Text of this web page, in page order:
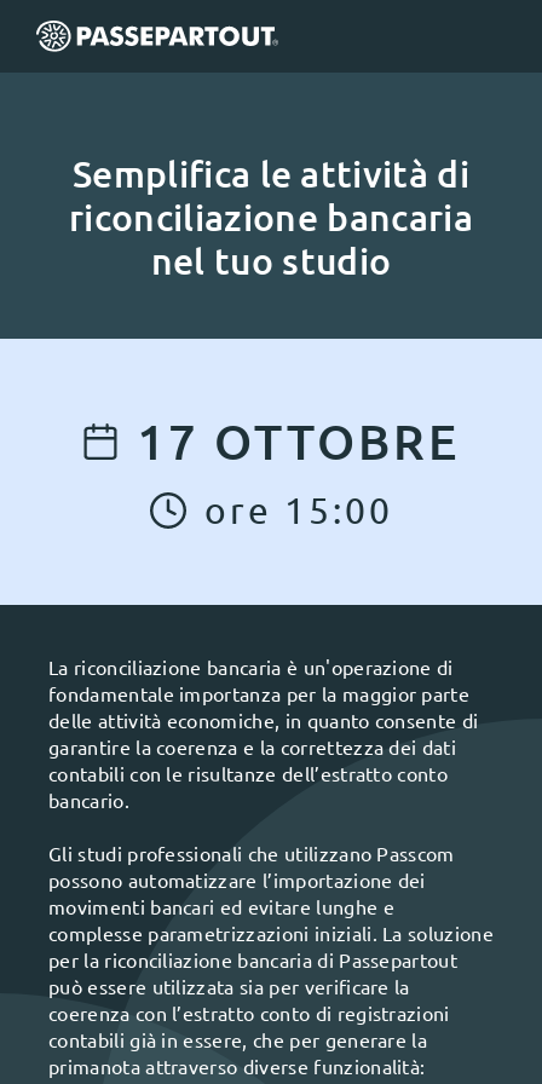
Semplifica le attività di
riconciliazione bancaria
nel tuo studio
17 OTTOBRE
ore 15:00
La riconciliazione bancaria è un'operazione di
fondamentale importanza per la maggior parte
delle attività economiche, in quanto consente di
garantire la coerenza e la correttezza dei dati
contabili con le risultanze dell’estratto conto
bancario.
Gli studi professionali che utilizzano Passcom
possono automatizzare l’importazione dei
movimenti bancari ed evitare lunghe e
complesse parametrizzazioni iniziali. La soluzione
per la riconciliazione bancaria di Passepartout
può essere utilizzata sia per verificare la
coerenza con l’estratto conto di registrazioni
contabili già in essere, che per generare la
primanota attraverso diverse funzionalità: